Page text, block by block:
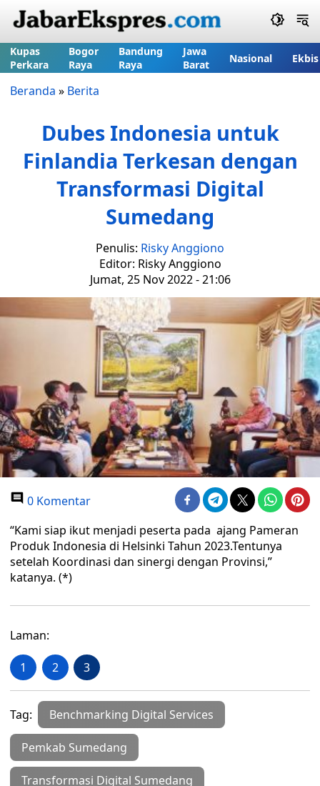
Kupas
Perkara
Bogor
Raya
Bandung
Raya
Jawa
Barat
Nasional Ekbis
Beranda » Berita
Dubes Indonesia untuk
Finlandia Terkesan dengan
Transformasi Digital
Sumedang
Penulis: Risky Anggiono
Editor: Risky Anggiono
Jumat, 25 Nov 2022 - 21:06
0 Komentar
“Kami siap ikut menjadi peserta pada ajang Pameran
Produk Indonesia di Helsinki Tahun 2023.Tentunya
setelah Koordinasi dan sinergi dengan Provinsi,”
katanya. (*)
Laman:
1 2 3
Tag: Benchmarking Digital Services
Pemkab Sumedang
Transformasi Digital Sumedang